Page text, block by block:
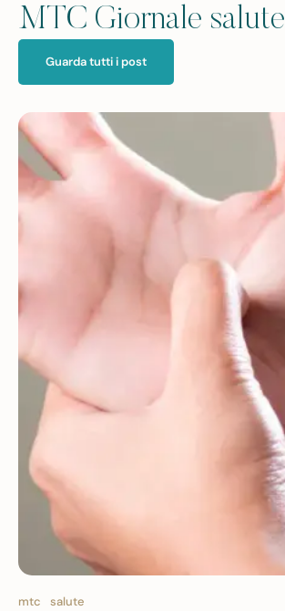
MTC Giornale salute
Guarda tutti i post
mtc salute